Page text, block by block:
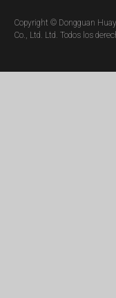
Copyright © Dongguan
Co., Ltd. Ltd. Todos los